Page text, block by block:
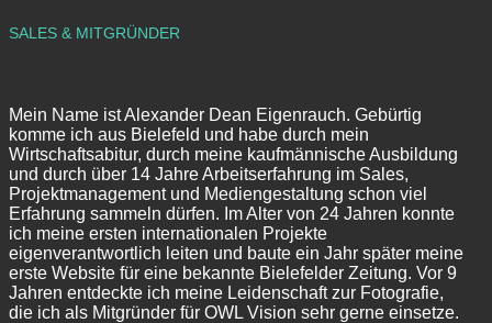
SALES & MITGRÜNDER
Mein Name ist Alexander Dean Eigenrauch. Gebürtig
komme ich aus Bielefeld und habe durch mein
Wirtschaftsabitur, durch meine kaufmännische Ausbildung
und durch über 14 Jahre Arbeitserfahrung im Sales,
Projektmanagement und Mediengestaltung schon viel
Erfahrung sammeln dürfen. Im Alter von 24 Jahren konnte
ich meine ersten internationalen Projekte
eigenverantwortlich leiten und baute ein Jahr später meine
erste Website für eine bekannte Bielefelder Zeitung. Vor 9
Jahren entdeckte ich meine Leidenschaft zur Fotografie,
die ich als Mitgründer für OWL Vision sehr gerne einsetze.